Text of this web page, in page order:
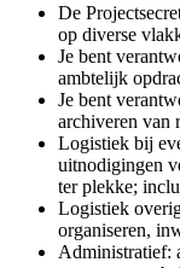
De
op diverse
Je bent
ambtelijk
Je bent
archiveren van
Logistiek bij
uitnodigingen
ter plekke;
Logistiek
organiseren,
Administratief: